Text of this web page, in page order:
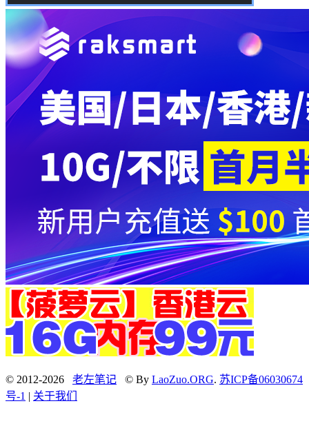
© 2012-2026 老左笔记 © By LaoZuo.ORG. 苏ICP备06030674
号-1 | 关于我们